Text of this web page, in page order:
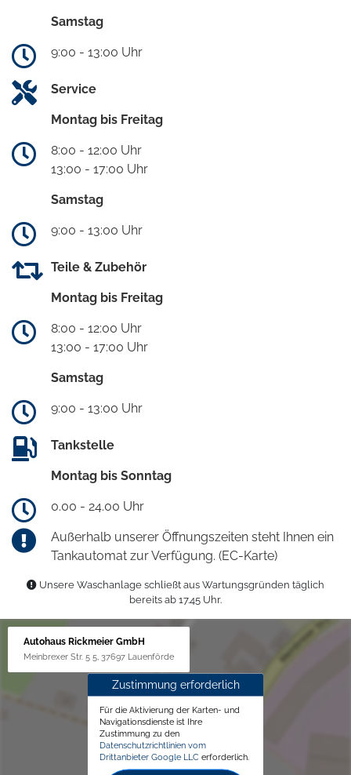
Samstag
9:00 - 13:00 Uhr
Service
Montag bis Freitag
8:00 - 12:00 Uhr
13:00 - 17:00 Uhr
Samstag
9:00 - 13:00 Uhr
Teile & Zubehör
Montag bis Freitag
8:00 - 12:00 Uhr
13:00 - 17:00 Uhr
Samstag
9:00 - 13:00 Uhr
Tankstelle
Montag bis Sonntag
0.00 - 24.00 Uhr
Außerhalb unserer Öffnungszeiten steht Ihnen ein
Tankautomat zur Verfügung. (EC-Karte)
Unsere Waschanlage schließt aus Wartungsgründen täglich
bereits ab 17.45 Uhr.
Autohaus Rickmeier GmbH
Meinbrexer Str. 5 5, 37697 Lauenförde
Zustimmung erforderlich
Für die Aktivierung der Karten- und
Navigationsdienste ist Ihre
Zustimmung zu den
Datenschutzrichtlinien vom
Drittanbieter Google LLC erforderlich.